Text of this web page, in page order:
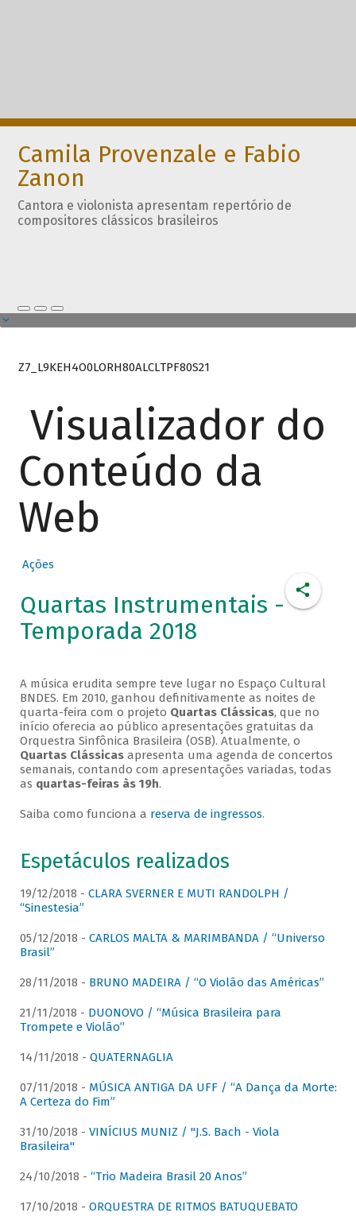
Camila Provenzale e Fabio
Zanon
Cantora e violonista apresentam repertório de
compositores clássicos brasileiros
Z7_L9KEH4O0LORH80ALCLTPF80S21
Visualizador do
Conteúdo da
Web
Ações
Quartas Instrumentais -
Temporada 2018
A música erudita sempre teve lugar no Espaço Cultural
BNDES. Em 2010, ganhou definitivamente as noites de
quarta-feira com o projeto Quartas Clássicas, que no
início oferecia ao público apresentações gratuitas da
Orquestra Sinfônica Brasileira (OSB). Atualmente, o
Quartas Clássicasapresenta uma agenda de concertos
semanais, contando com apresentações variadas, todas
as quartas-feiras às 19h.
Saiba como funciona a reserva de ingressos.
Espetáculos realizados
19/12/2018 - CLARA SVERNER E MUTI RANDOLPH /
“Sinestesia”
05/12/2018 - CARLOS MALTA & MARIMBANDA / “Universo
Brasil”
28/11/2018 - BRUNO MADEIRA / “O Violão das Américas”
21/11/2018 - DUONOVO / “Música Brasileira para
Trompete e Violão”
14/11/2018 - QUATERNAGLIA
07/11/2018 - MÚSICA ANTIGA DA UFF / “A Dança da Morte:
A Certeza do Fim”
31/10/2018 - VINÍCIUS MUNIZ / "J.S. Bach - Viola
Brasileira"
24/10/2018 - “Trio Madeira Brasil 20 Anos”
17/10/2018 - ORQUESTRA DE RITMOS BATUQUEBATO